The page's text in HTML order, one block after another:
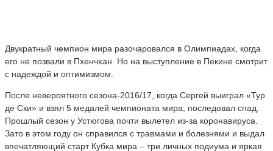
Двукратный чемпион мира разочаровался в Олимпиадах, когда
его не позвали в Пхенчхан. Но на выступление в Пекине смотрит
с надеждой и оптимизмом.
После невероятного сезона-2016/17, когда Сергей выиграл «Тур
де Ски» и взял 5 медалей чемпионата мира, последовал спад.
Прошлый сезон у Устюгова почти вылетел из-за коронавируса.
Зато в этом году он справился с травмами и болезнями и выдал
впечатляющий старт Кубка мира – три личных подиума и яркая